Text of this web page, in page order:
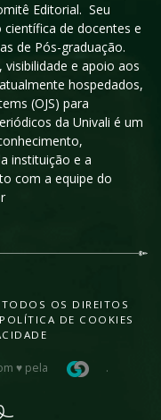
Editorial. Seu
de docentes e
de Pós-graduação.
e apoio aos
hospedados,
(OJS) para
da Univali é um
instituição e a
com a equipe do
OS DIREITOS
POLÍTICA DE COOKIES
♥ pela .